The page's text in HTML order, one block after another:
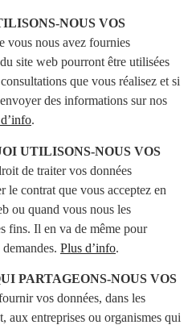
NOUS VOS
vous nous avez fournies
site web pourront être utilisées
que vous réalisez et si
des informations sur nos
.
UTILISONS-NOUS VOS
de traiter vos données
le contrat que vous acceptez en
ou quand vous nous les
fins. Il en va de même pour
Plus d’info.
PARTAGEONS-NOUS VOS
vos données, dans les
aux entreprises ou organismes qui